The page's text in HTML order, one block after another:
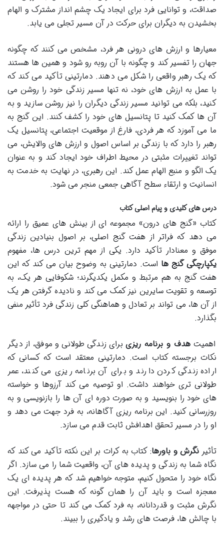
صداقت، و توانایی فرد برای ایجاد یک چشم انداز مشترک و الهام
بخشیدن به دیگران برای حرکت در آن مسیر تجلی می یابد.
معیارها و ارزش های درونی هر فرد، مشخص می کنند که چگونه
جهان را تفسیر کند و چگونه با آن روبه رو شود و همین ها هستند
که یک رهبر واقعی را شکل می دهند. دمارتینی تأکید می کند که
با عمل به ارزش های خود، نه تنها مسیر زندگی خود را روشن می
کنید، بلکه می توانید مسیر زندگی دیگران را نیز روشن سازید و به
آن ها کمک کنید تا پتانسیل های خود را کشف کنند. این گنج به
ما می آموزد که هر فردی، فارغ از موقعیت اجتماعی، پتانسیل یک
رهبر را دارد که با زندگی بر اساس اصول و ارزش های والایش، می
تواند تغییرات مثبتی در محیط اطراف خود ایجاد کند و به عنوان
یک الگو و منبع الهام عمل کند. این رهبری، در نهایت به خدمت به
انسانیت و ارتقاء سطح آگاهی جمعی منجر می شود.
درس های کلیدی و پیام اصلی کتاب
کتاب «گنج های درون» مجموعه ای از بینش های عمیق را ارائه
می دهد که فراتر از هفت گنج اصلی، بر اصول بنیادین زندگی
موفق و معنادار تأکید دارد. یکی از مهم ترین درس ها، مفهوم
یکپارچگی گنج ها است. دمارتینی به وضوح بیان می کند که این
هفت گنج به هم مرتبط و مکمل یکدیگرند؛ شکوفایی هر یک، به
توسعه و تقویت سایرین نیز کمک می کند و نادیده گرفتن هر یک
از آن ها، می تواند بر تعادل و هماهنگی کلی زندگی فرد تأثیر منفی
بگذارد.
اهمیتهدف و برنامه ریزیبرای زندگی طولانی و موفق، از دیگر
نکات برجسته کتاب است. دمارتینی معتقد است که کسانی که
اراده زندگی کردن دارند و برای آن برنامه ریزی می کنند، عمر
طولانی تری خواهند داشت. او توصیه می کند آرزوها و خواسته
های خود را بنویسید و به صورت دوره ای آن ها را بازنویسی و به
روزرسانی کنید. این برنامه ریزی آگاهانه، به فرد جهت می دهد و
او را در مسیر تحقق اهدافش ثابت قدم می سازد.
تأثیر نگرش و باورها: کتاب به کرات بر این نکته تأکید می کند که
نگاه شما به زندگی و پدیده های آن، واقعیت شما را می سازد. اگر
نگاه خود را متحول کنیم، متوجه خواهیم شد که هر پدیده ای یک
معجزه است و باید آن را همان گونه که هست پذیرفت. این
نگرش مثبت و قدردانانه، به فرد کمک می کند تا حتی در مواجهه
با چالش ها، فرصت های رشد و یادگیری را ببیند.